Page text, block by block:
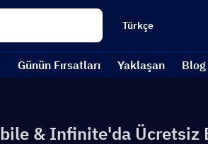
Türkçe
Günün Fırsatları Yaklaşan Blog
& Infinite'da Ücretsiz